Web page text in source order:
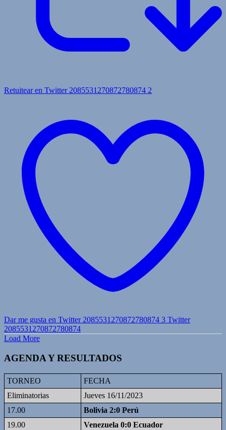
Retuitear en Twitter 2085531270872780874 2
Dar me gusta en Twitter 2085531270872780874 3 Twitter
2085531270872780874
Load More
AGENDA Y RESULTADOS
TORNEO
FECHA
Eliminatorias
Jueves 16/11/2023
17.00
Bolivia 2:0 Perú
19.00
Venezuela 0:0 Ecuador